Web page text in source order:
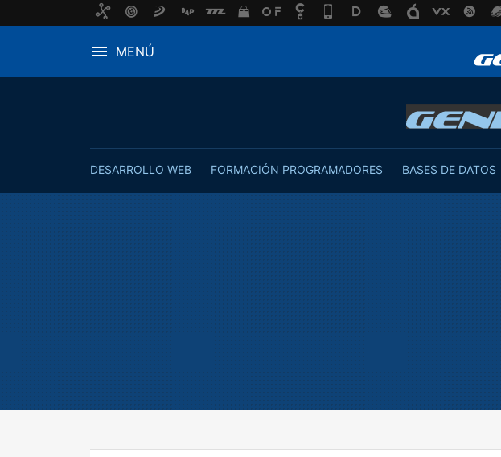
MENÚ
DESARROLLO WEB FORMACIÓN PROGRAMADORES BASES DE DATOS